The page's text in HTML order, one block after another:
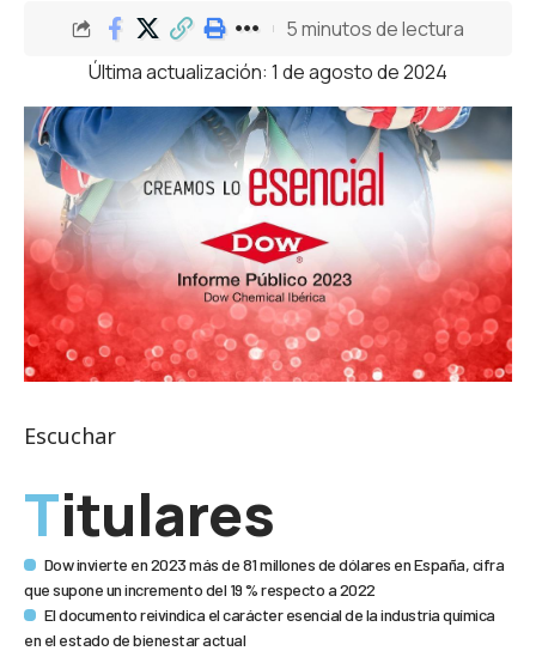
Última actualización: 1 de agosto de 2024
5 minutos de lectura
Escuchar
Titulares
Dow invierte en 2023 más de 81 millones de dólares en España, cifra
que supone un incremento del 19 % respecto a 2022
El documento reivindica el carácter esencial de la industria química
en el estado de bienestar actual